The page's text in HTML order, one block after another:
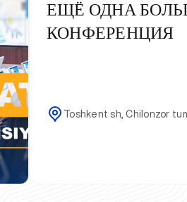
ЕЩЁ ОДНА
КОНФЕРЕНЦИЯ
Toshkent sh, Chilonzor